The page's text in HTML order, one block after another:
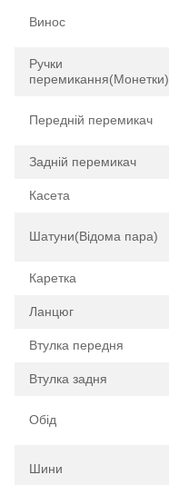
Винос
Ручки
перемикання(Монетки)
Передній перемикач
Задній перемикач
Касета
Шатуни(Відома пара)
Каретка
Ланцюг
Втулка передня
Втулка задня
Обід
Шини